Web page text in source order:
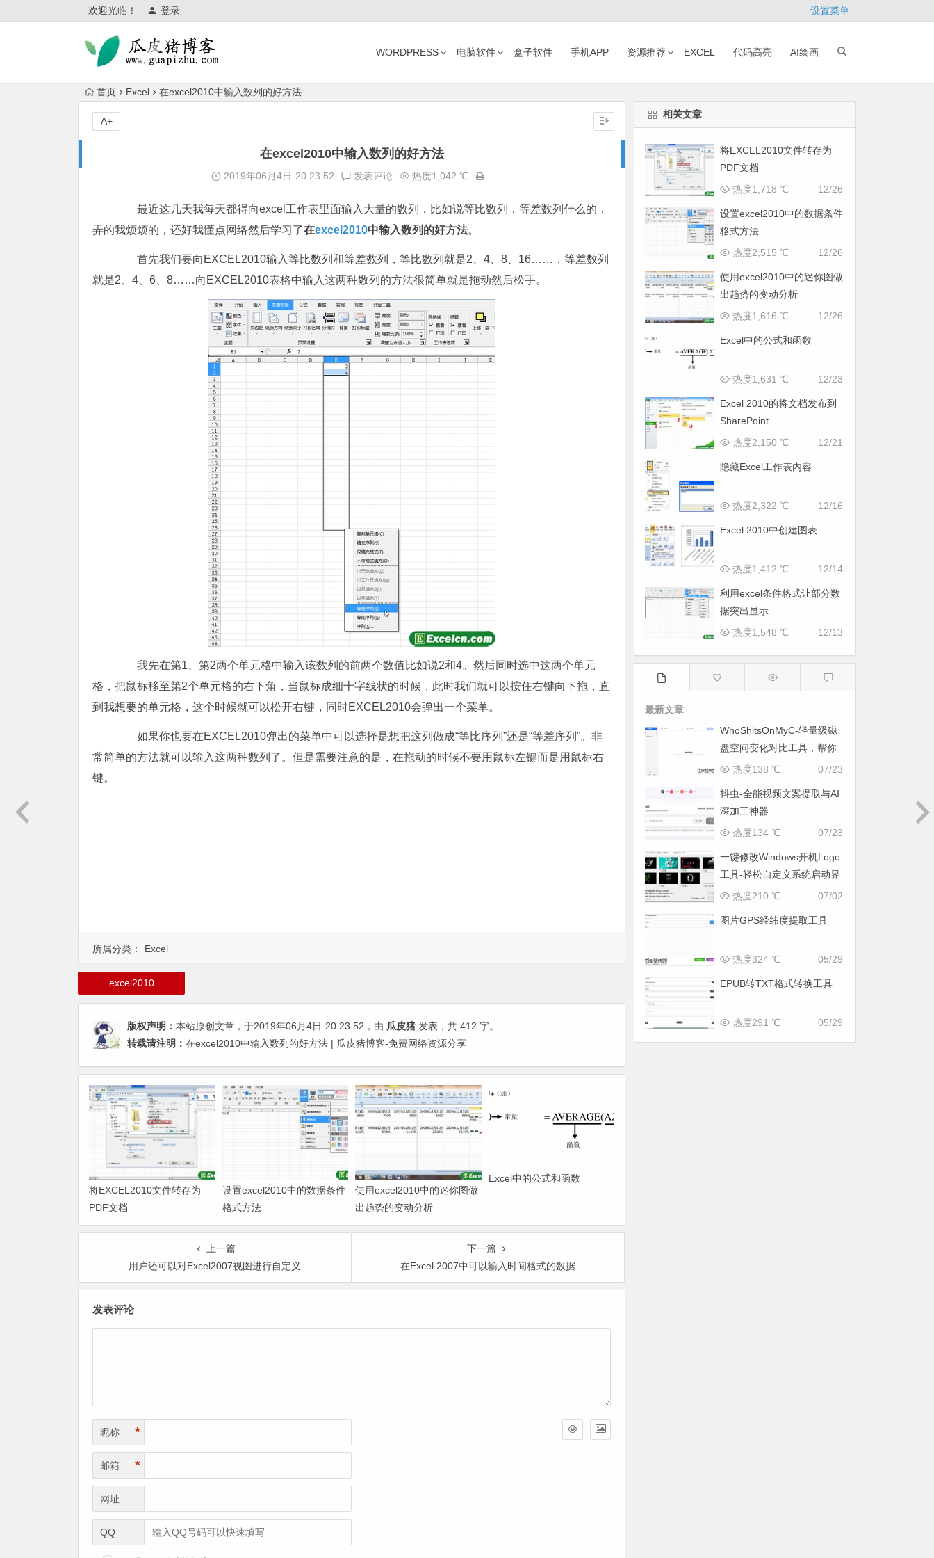
欢迎光临！ 登录 设置菜单
WORDPRESS 电脑软件 盒子软件 手机APP 资源推荐 EXCEL 代码高亮 AI绘画
首页 Excel 在excel2010中输入数列的好方法
在excel2010中输入数列的好方法
2019年06月4日 20:23:52 发表评论 热度1,042 ℃
最近这几天我每天都得向excel工作表里面输入大量的数列，比如说等比数列，等差数列什么的，
弄的我烦烦的，还好我懂点网络然后学习了在excel2010中输入数列的好方法。
首先我们要向EXCEL2010输入等比数列和等差数列，等比数列就是2、4、8、16……，等差数列
就是2、4、6、8……向EXCEL2010表格中输入这两种数列的方法很简单就是拖动然后松手。
我先在第1、第2两个单元格中输入该数列的前两个数值比如说2和4。然后同时选中这两个单元
格，把鼠标移至第2个单元格的右下角，当鼠标成细十字线状的时候，此时我们就可以按住右键向下拖，直
到我想要的单元格，这个时候就可以松开右键，同时EXCEL2010会弹出一个菜单。
如果你也要在EXCEL2010弹出的菜单中可以选择是想把这列做成“等比序列”还是“等差序列”。非
常简单的方法就可以输入这两种数列了。但是需要注意的是，在拖动的时候不要用鼠标左键而是用鼠标右
键。
A+
所属分类： Excel
excel2010
版权声明： 本站原创文章，于2019年06月4日 20:23:52 ，由 瓜皮猪 发表，共 412 字。
转载请注明： 在excel2010中输入数列的好方法 | 瓜皮猪博客-免费网络资源分享
将EXCEL2010文件转存为
PDF文档
设置excel2010中的数据条件
格式方法
使用excel2010中的迷你图做
出趋势的变动分析
Excel中的公式和函数
上一篇
用户还可以对Excel2007视图进行自定义
下一篇
在Excel 2007中可以输入时间格式的数据
发表评论
昵称 *
邮箱 *
网址
QQ
相关文章
将EXCEL2010文件转存为
PDF文档
12/26
热度1,718 ℃
设置excel2010中的数据条件
格式方法
12/26
热度2,515 ℃
使用excel2010中的迷你图做
出趋势的变动分析
12/26
热度1,616 ℃
Excel中的公式和函数
12/23
热度1,631 ℃
Excel 2010的将文档发布到
SharePoint
12/21
热度2,150 ℃
隐藏Excel工作表内容
12/16
热度2,322 ℃
Excel 2010中创建图表
12/14
热度1,412 ℃
利用excel条件格式让部分数
据突出显示
12/13
热度1,548 ℃
最新文章
WhoShitsOnMyC-轻量级磁
盘空间变化对比工具，帮你
找出“吃掉”空间的罪魁祸首
07/23
热度138 ℃
抖虫-全能视频文案提取与AI
深加工神器
07/23
热度134 ℃
一键修改Windows开机Logo
工具-轻松自定义系统启动界
面
07/02
热度210 ℃
图片GPS经纬度提取工具
05/29
热度324 ℃
EPUB转TXT格式转换工具
05/29
热度291 ℃